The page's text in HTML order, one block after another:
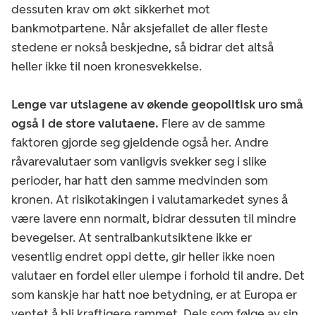
dessuten krav om økt sikkerhet mot
bankmotpartene. Når aksjefallet de aller fleste
stedene er nokså beskjedne, så bidrar det altså
heller ikke til noen kronesvekkelse.
Lenge var utslagene av økende geopolitisk uro små
også i de store valutaene. Flere av de samme
faktoren gjorde seg gjeldende også her. Andre
råvarevalutaer som vanligvis svekker seg i slike
perioder, har hatt den samme medvinden som
kronen. At risikotakingen i valutamarkedet synes å
være lavere enn normalt, bidrar dessuten til mindre
bevegelser. At sentralbankutsiktene ikke er
vesentlig endret oppi dette, gir heller ikke noen
valutaer en fordel eller ulempe i forhold til andre. Det
som kanskje har hatt noe betydning, er at Europa er